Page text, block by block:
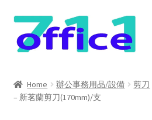
Skip
to
navigation
Skip
to
content
我的帳號
Home 辦公事務用品/設備 剪刀
– 新茗蘭剪刀(170mm)/支